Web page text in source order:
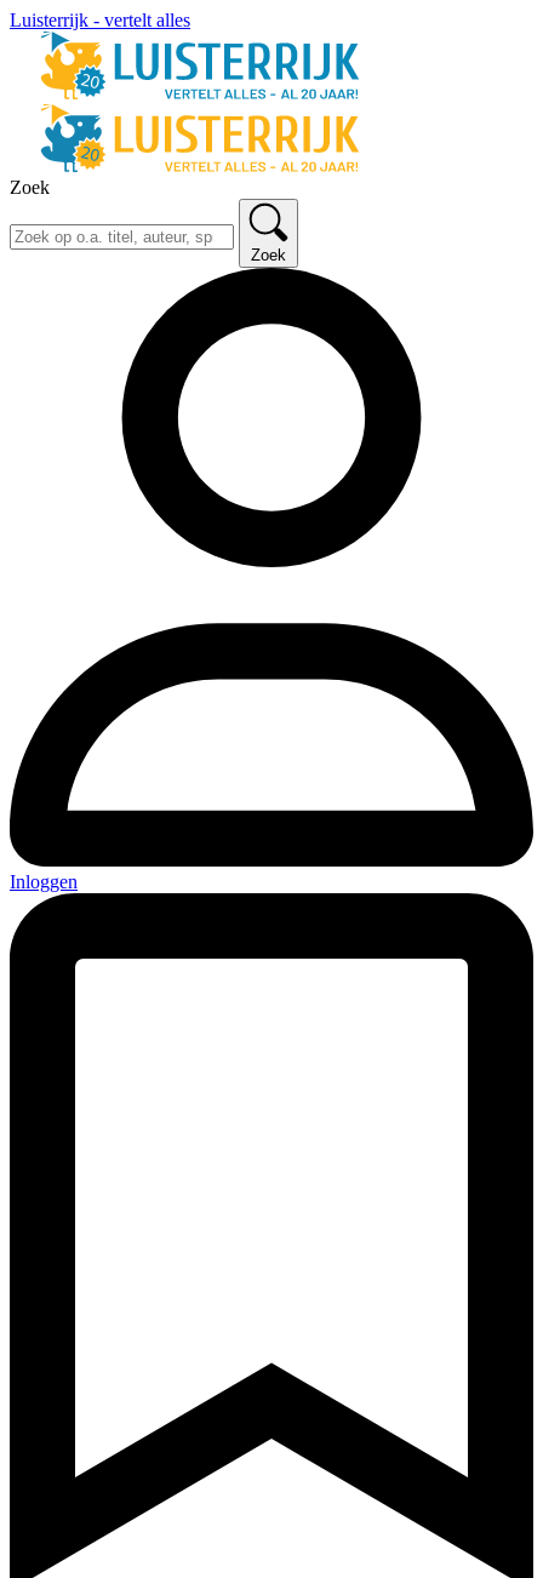
Luisterrijk - vertelt alles
Zoek
Zoek
Inloggen